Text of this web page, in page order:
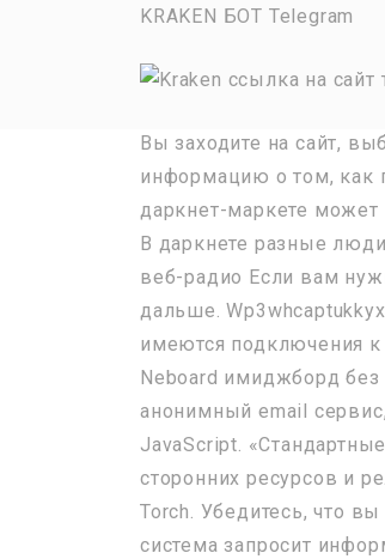
KRAKEN БОТ Telegram
Вы заходите на сайт,
информацию о том, как
даркнет-маркете
В даркнете разные
веб-радио Если вам
дальше.
имеются подключения к
Neboard имиджборд без
анонимный email
JavaScript.
сторонних ресурсов и
Torch. Убедитесь, что
система запросит